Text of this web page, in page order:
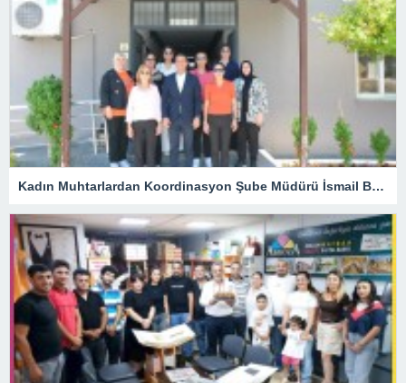
Kadın Muhtarlardan Koordinasyon Şube Müdürü İsmail Belli’ye Ziyaret